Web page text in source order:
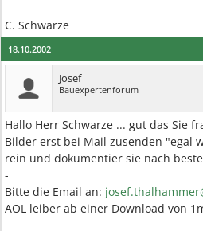
C. Schwarze
18.10.2002
Josef
Bauexpertenforum
Hallo Herr Schwarze ... gut das Sie
Bilder erst bei Mail zusenden "egal
rein und dokumentier sie nach
-
Bitte die Email an:
AOL leiber ab einer Download von